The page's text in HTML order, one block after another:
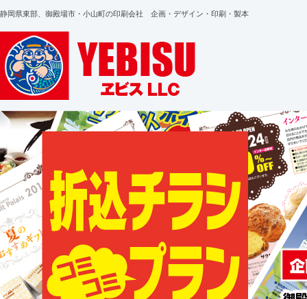
静岡県東部、御殿場市・小山町の印刷会社 企画・デザイン・印刷・製本